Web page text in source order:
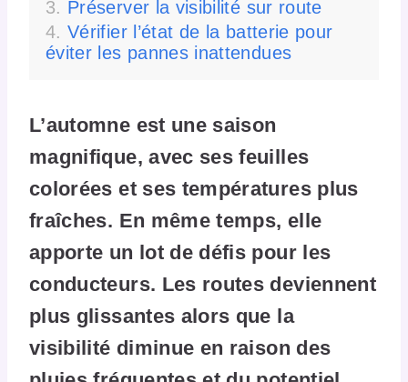
Préserver la visibilité sur route
Vérifier l’état de la batterie pour
éviter les pannes inattendues
L’automne est une saison
magnifique, avec ses feuilles
colorées et ses températures plus
fraîches. En même temps, elle
apporte un lot de défis pour les
conducteurs. Les routes deviennent
plus glissantes alors que la
visibilité diminue en raison des